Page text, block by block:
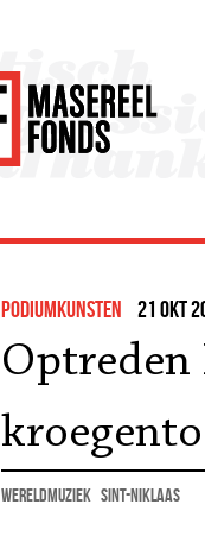
podiumkunsten 21 okt
Optreden
wereldmuziek Sint-Niklaas